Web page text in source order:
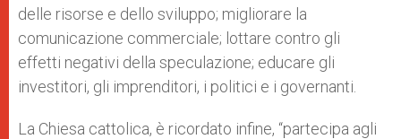
delle risorse e dello sviluppo; migliorare la
comunicazione commerciale; lottare contro gli
effetti negativi della speculazione; educare gli
investitori, gli imprenditori, i politici e i governanti.
La Chiesa cattolica, è ricordato infine, “partecipa agli